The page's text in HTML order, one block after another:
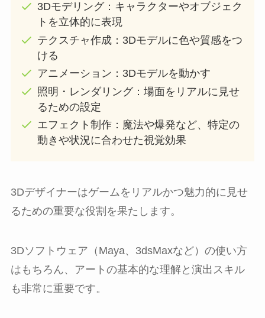
3Dモデリング：キャラクターやオブジェク
トを立体的に表現
テクスチャ作成：3Dモデルに色や質感をつ
ける
アニメーション：3Dモデルを動かす
照明・レンダリング：場面をリアルに見せ
るための設定
エフェクト制作：魔法や爆発など、特定の
動きや状況に合わせた視覚効果
3Dデザイナーはゲームをリアルかつ魅力的に見せ
るための重要な役割を果たします。
3Dソフトウェア（Maya、3dsMaxなど）の使い方
はもちろん、アートの基本的な理解と演出スキル
も非常に重要です。